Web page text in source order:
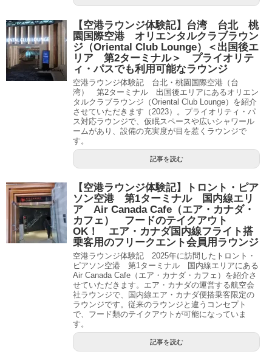
【空港ラウンジ体験記】台湾 台北 桃
園国際空港 オリエンタルクラブラウン
ジ（Oriental Club Lounge）＜出国後エ
リア 第2ターミナル＞ プライオリテ
ィ・パスでも利用可能なラウンジ
空港ラウンジ体験記 台北・桃園国際空港（台
湾） 第2ターミナル 出国後エリアにあるオリエン
タルクラブラウンジ（Oriental Club Lounge）を紹介
させていただきます（2023）。プライオリティ・パ
ス対応ラウンジで、仮眠スペースや広いシャワール
ームがあり、設備の充実度が目を惹くラウンジで
す。
記事を読む
【空港ラウンジ体験記】トロント・ピア
ソン空港 第1ターミナル 国内線エリ
ア Air Canada Cafe（エア・カナダ・
カフェ） フードのテイクアウト
OK！ エア・カナダ国内線フライト搭
乗客用のフリークエント会員用ラウンジ
空港ラウンジ体験記 2025年に訪問したトロント・
ピアソン空港 第1ターミナル 国内線エリアにある
Air Canada Cafe（エア・カナダ・カフェ）を紹介さ
せていただきます。エア・カナダの運営する航空会
社ラウンジで、国内線エア・カナダ便搭乗客限定の
ラウンジです。従来のラウンジと違うコンセプト
で、フード類のテイクアウトが可能になっていま
す。
記事を読む